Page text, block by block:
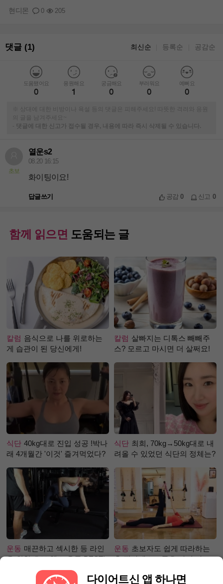
0 205
현디몬
댓글 (1) 최신순 등록순 공감순
도움됐어요
0
응원해요
1
궁금해요
0
부러워요
0
예뻐요
0
※ 상대에 대한 비방이나 욕설 등의 댓글은 피해주세요! 따뜻한 격려와 응원
의 글을 남겨주세요~
-
댓글에 대한 신고가 접수될 경우, 내용에 따라 즉시 삭제될 수 있습니다.
초보
열운s2
08.20 16:15
화이팅이요!
답글쓰기 공감0 신고 0
함께 읽으면 도움되는 글
칼럼 음식으로 나를 위로하는
게 습관이 된 당신에게!
칼럼 살빠지는 디톡스 빼빼주
스? 모르고 마시면 더 살쩌요!
식단 40kg대로 진입 성공 !박나
래 4개월간 '이것' 즐겨먹었다?
식단 최희, 70kg→50kg대로 내
려올 수 있었던 식단의 정체는?
운동 매끈하고 섹시한 등 라인
을 위한 초보 헬스 운동 BEST!
운동 초보자도 쉽게 따라하는
홈 필라테스 – 곧은 다리 라인
다이어트신 앱 하나면